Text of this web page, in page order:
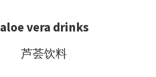
aloe vera drinks
芦荟饮料